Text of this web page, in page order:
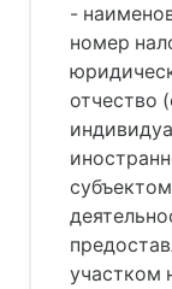
-
номер
отчество
участком